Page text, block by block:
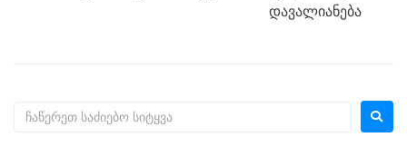
დავალიანება